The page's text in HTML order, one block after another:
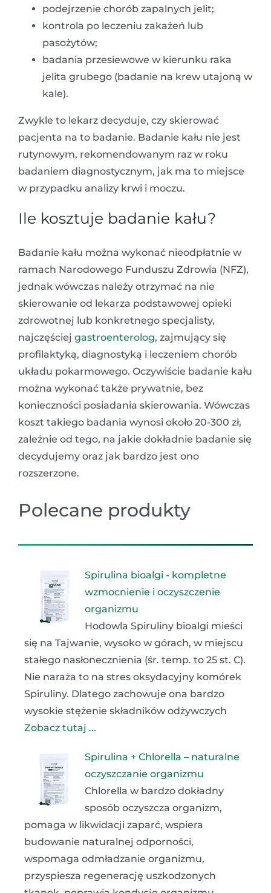
podejrzenie chorób zapalnych jelit;
kontrola po leczeniu zakażeń lub
pasożytów;
badania przesiewowe w kierunku raka
jelita grubego (badanie na krew utajoną w
kale).
Zwykle to lekarz decyduje, czy skierować
pacjenta na to badanie. Badanie kału nie jest
rutynowym, rekomendowanym raz w roku
badaniem diagnostycznym, jak ma to miejsce
w przypadku analizy krwi i moczu.
Ile kosztuje badanie kału?
Badanie kału można wykonać nieodpłatnie w
ramach Narodowego Funduszu Zdrowia (NFZ),
jednak wówczas należy otrzymać na nie
skierowanie od lekarza podstawowej opieki
zdrowotnej lub konkretnego specjalisty,
najczęściej gastroenterolog, zajmujący się
profilaktyką, diagnostyką i leczeniem chorób
układu pokarmowego. Oczywiście badanie kału
można wykonać także prywatnie, bez
konieczności posiadania skierowania. Wówczas
koszt takiego badania wynosi około 20-300 zł,
zależnie od tego, na jakie dokładnie badanie się
decydujemy oraz jak bardzo jest ono
rozszerzone.
Polecane produkty
Spirulina bioalgi - kompletne
wzmocnienie i oczyszczenie
organizmu
Hodowla Spiruliny bioalgi mieści
się na Tajwanie, wysoko w górach, w miejscu
stałego nasłonecznienia (śr. temp. to 25 st. C).
Nie naraża to na stres oksydacyjny komórek
Spiruliny. Dlatego zachowuje ona bardzo
wysokie stężenie składników odżywczych
Zobacz tutaj ...
Spirulina + Chlorella – naturalne
oczyszczanie organizmu
Chlorella w bardzo dokładny
sposób oczyszcza organizm,
pomaga w likwidacji zaparć, wspiera
budowanie naturalnej odporności,
wspomaga odmładzanie organizmu,
przyspiesza regenerację uszkodzonych